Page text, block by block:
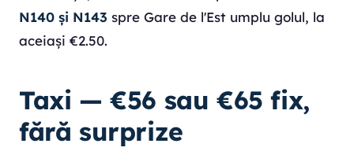
N140 și N143 spre Gare de l'Est umplu golul, la
aceiași €2.50.
Taxi — €56 sau €65 fix,
fără surprize